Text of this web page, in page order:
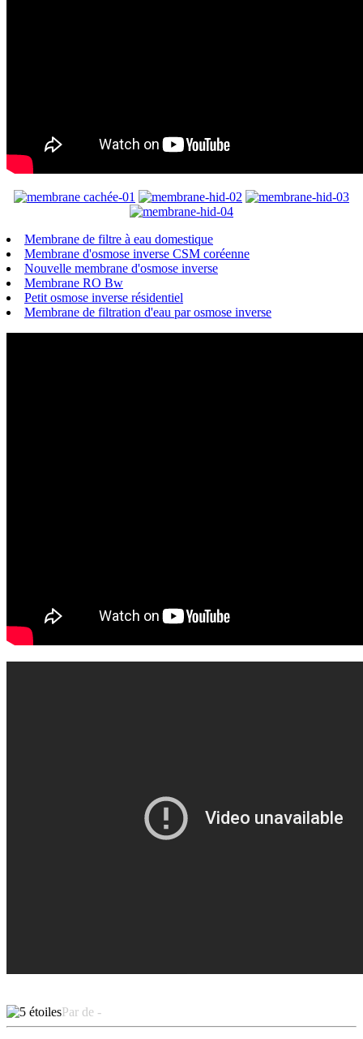
Membrane de filtre à eau domestique
Membrane d'osmose inverse CSM coréenne
Nouvelle membrane d'osmose inverse
Membrane RO Bw
Petit osmose inverse résidentiel
Membrane de filtration d'eau par osmose inverse
Par de -